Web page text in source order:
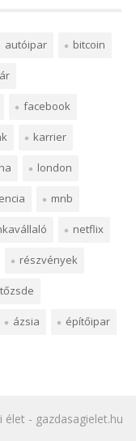
autóipar bitcoin
facebook
karrier
london
mnb
netflix
részvények
tőzsde
ázsia építőipar
élet - gazdasagielet.hu